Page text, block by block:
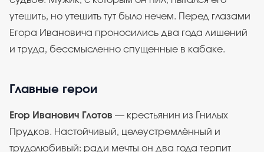
утешить, но утешить тут было нечем. Перед глазами
Егора Ивановича проносились два года лишений
и труда, бессмысленно спущенные в кабаке.
Главные герои
Егор Иванович Глотов — крестьянин из Гнилых
Прудков. Настойчивый, целеустремлённый и
трудолюбивый: ради мечты он два года терпит